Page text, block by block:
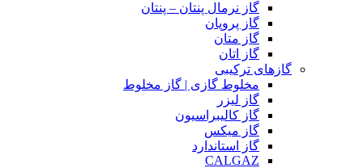
گاز نرمال پنتان – پنتان
گاز پروپان
گاز متان
گاز اتان
گازهای ترکیبی
مخلوط گازی | گاز مخلوط
گاز لیزر
گاز کالیبراسیون
گاز میکس
گاز استاندارد
CALGAZ